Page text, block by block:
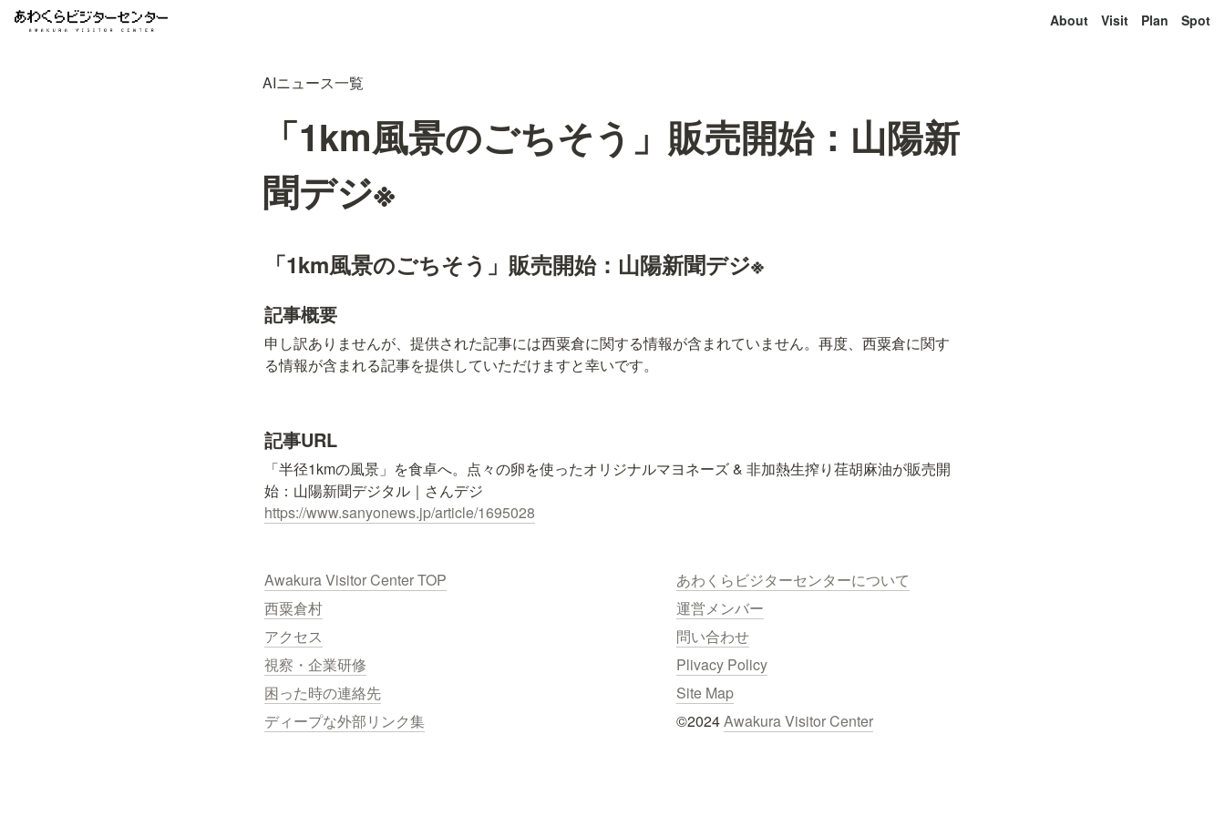
About Visit Plan Spot
AIニュース一覧
「1km風景のごちそう」販売開始：山陽新
聞デジ※
「1km風景のごちそう」販売開始：山陽新聞デジ※
記事概要
申し訳ありませんが、提供された記事には西粟倉に関する情報が含まれていません。再度、西粟倉に関す
る情報が含まれる記事を提供していただけますと幸いです。
記事URL
「半径1kmの風景」を食卓へ。点々の卵を使ったオリジナルマヨネーズ & 非加熱生搾り荏胡麻油が販売開
https://www.sanyonews.jp/article/1695028
Awakura Visitor Center TOP
西粟倉村
アクセス
視察・企業研修
困った時の連絡先
ディープな外部リンク集
あわくらビジターセンターについて
運営メンバー
問い合わせ
Plivacy Policy
Site Map
©2024 Awakura Visitor Center